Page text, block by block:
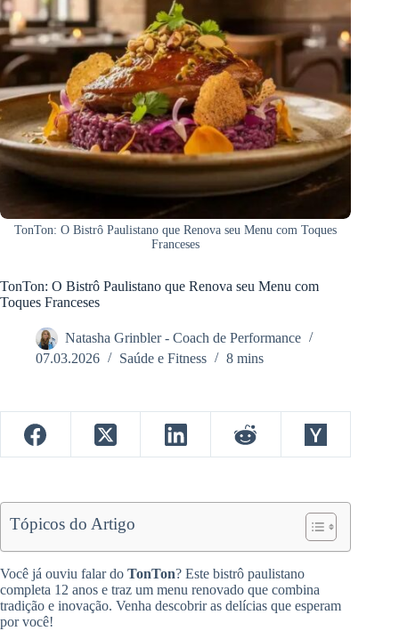
TonTon: O Bistrô Paulistano que Renova seu Menu com Toques
Franceses
TonTon: O Bistrô Paulistano que Renova seu Menu com
Toques Franceses
Natasha Grinbler - Coach de Performance
07.03.2026
Saúde e Fitness 8 mins
Tópicos do Artigo
Você já ouviu falar do TonTon? Este bistrô paulistano
completa 12 anos e traz um menu renovado que combina
tradição e inovação. Venha descobrir as delícias que esperam
por você!